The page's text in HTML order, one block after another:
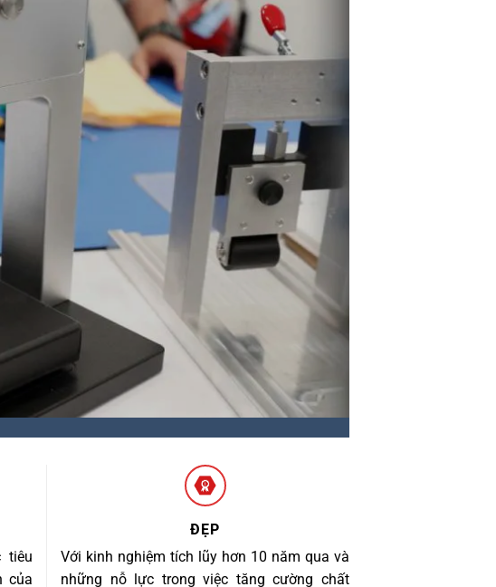
tiêu
của
ĐẸP
Với kinh nghiệm tích lũy hơn 10 năm qua và
những nỗ lực trong việc tăng cường chất